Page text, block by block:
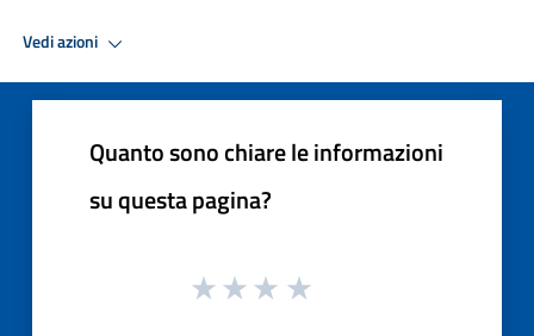
Vedi azioni
Quanto sono chiare le informazioni
su questa pagina?